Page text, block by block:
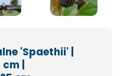
'Spaethii' |
|